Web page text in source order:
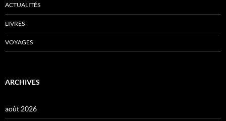
ACTUALITÉS
LIVRES
VOYAGES
ARCHIVES
août 2026